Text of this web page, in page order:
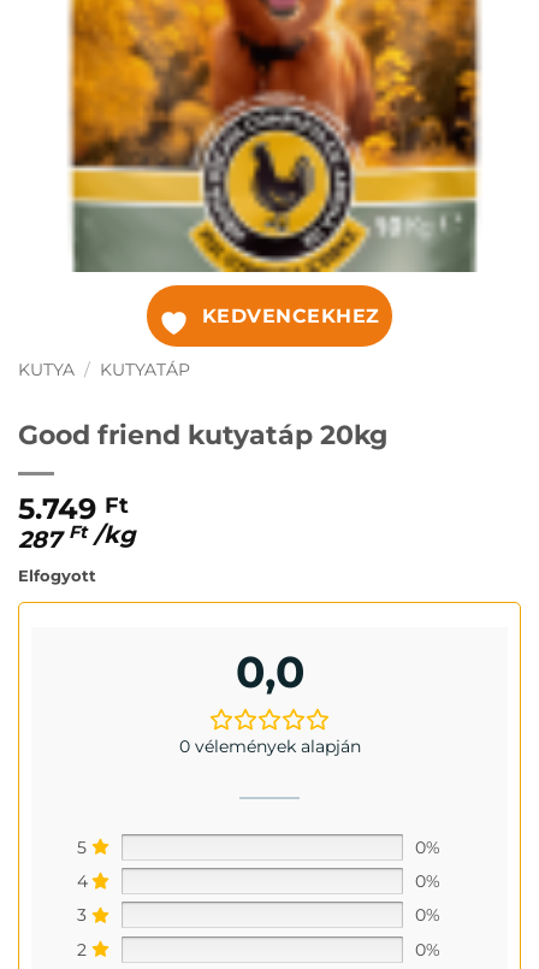
KEDVENCEKHEZ
KUTYA / KUTYATÁP
Good friend kutyatáp 20kg
5.749 Ft
287 Ft /kg
Elfogyott
0,0
0 vélemények alapján
5
0%
4
0%
3
0%
2
0%